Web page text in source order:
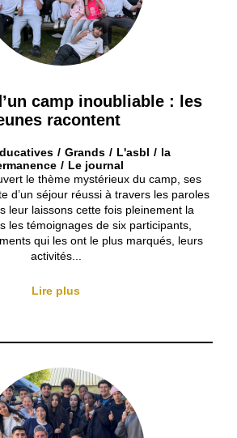
camp inoubliable : les
racontent
Grands L'asbl
la
Le journal
le thème mystérieux du camp, ses
d’un séjour réussi à travers les paroles
leur laissons cette fois pleinement la
les témoignages de six participants,
qui les ont le plus marqués, leurs
activités...
Lire plus